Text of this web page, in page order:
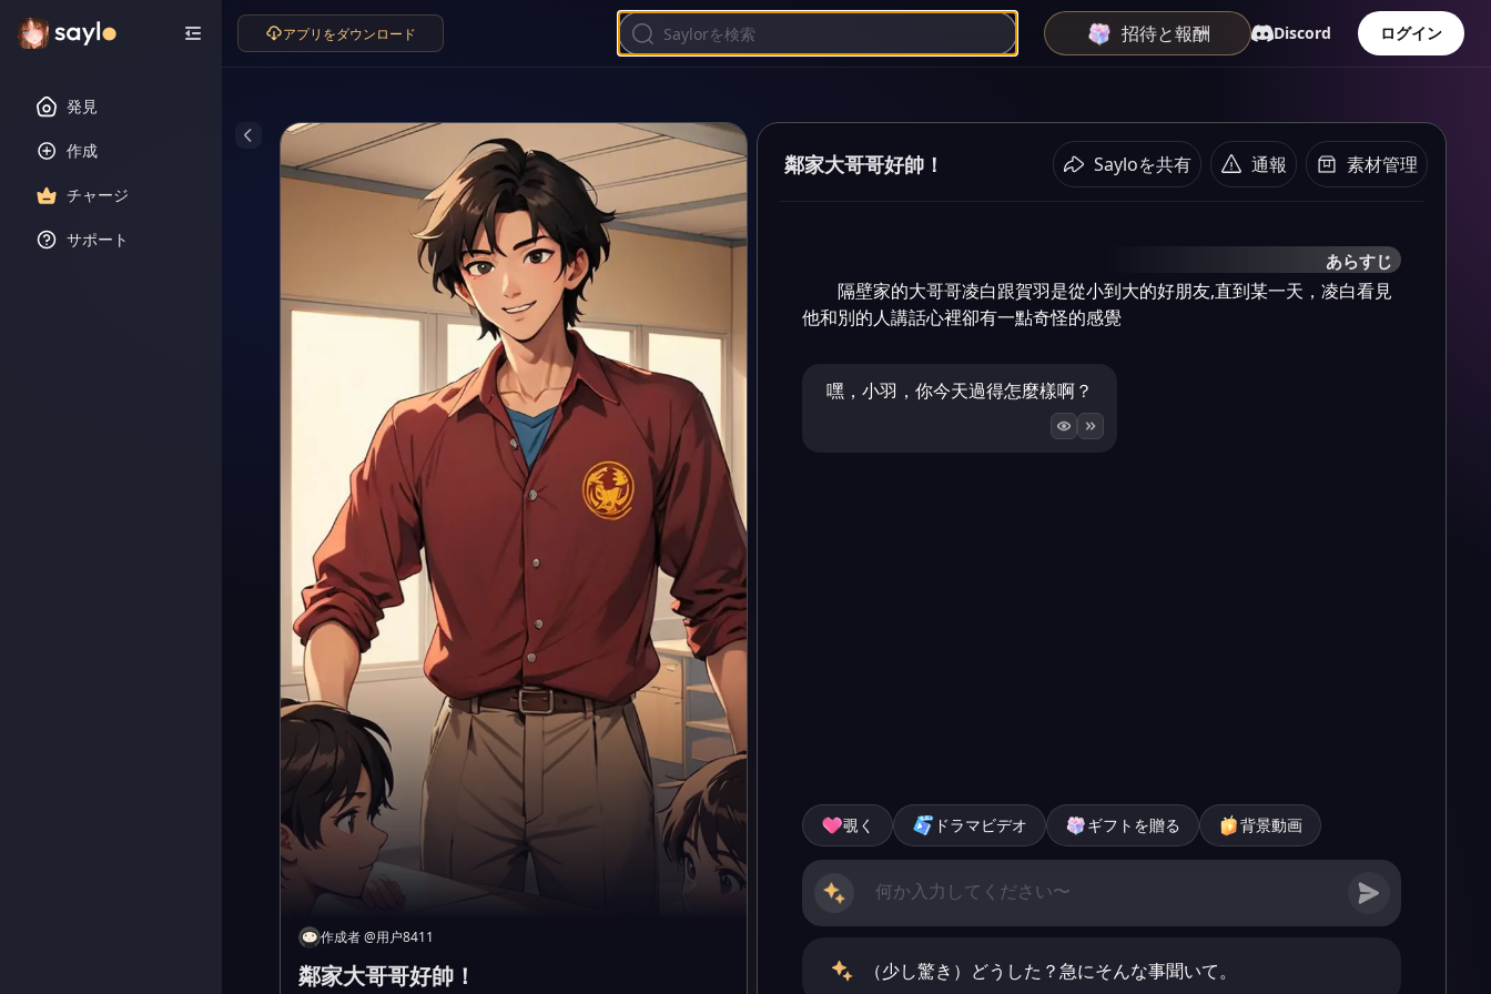
発見
作成
チャージ
サポート
アプリをダウンロード 招待と報酬 Discord ログイン
作成者@用户8411
鄰家大哥哥好帥！
鄰家大哥哥好帥！ Sayloを共有 通報 素材管理
あらすじ
隔壁家的大哥哥凌白跟賀羽是從小到大的好朋友,直到某一天，凌白看見
他和別的人講話心裡卻有一點奇怪的感覺
嘿，小羽，你今天過得怎麼樣啊？
覗く ドラマビデオ ギフトを贈る 背景動画
（少し驚き）どうした？急にそんな事聞いて。